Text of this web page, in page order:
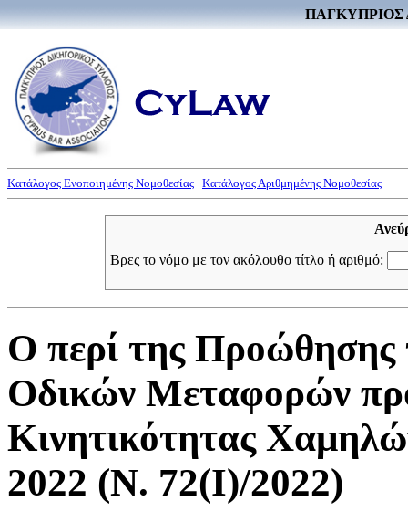
ΠΑΓΚΥΠΡΙΟΣ
Κατάλογος Ενοποιημένης Νομοθεσίας Κατάλογος Αριθμημένης Νομοθεσίας
Βρες το νόμο με τον ακόλουθο τίτλο ή αριθμό:
Ο περί της
Οδικών Μεταφορών
Κινητικότητας
2022 (Ν. 72(I)/2022)